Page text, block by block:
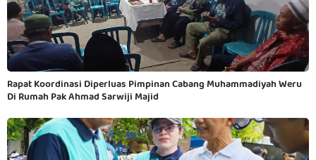
Rapat Koordinasi Diperluas Pimpinan Cabang Muhammadiyah Weru
Di Rumah Pak Ahmad Sarwiji Majid